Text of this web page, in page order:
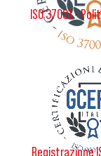
ISO 37001 -
Registrazione